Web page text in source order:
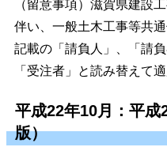
（留意事項）滋賀県建設
伴い、一般土木工事等共
記載の「請負人」、「請
「受注者」と読み替えて
平成22年10月：平成
版）